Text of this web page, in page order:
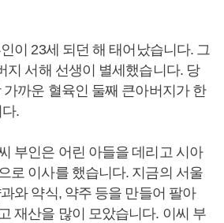
이 23세 되던 해 태어났습니다. 그
지 서해 선생이 별세했습니다. 당
까운 혈육인 둘째 큰아버지가 한
.
부인은 어린 아들을 데리고 시아
로 이사를 했습니다. 지금의 서울
와 약식, 약주 등을 만들어 팔아
재산을 많이 모았습니다. 이씨 부